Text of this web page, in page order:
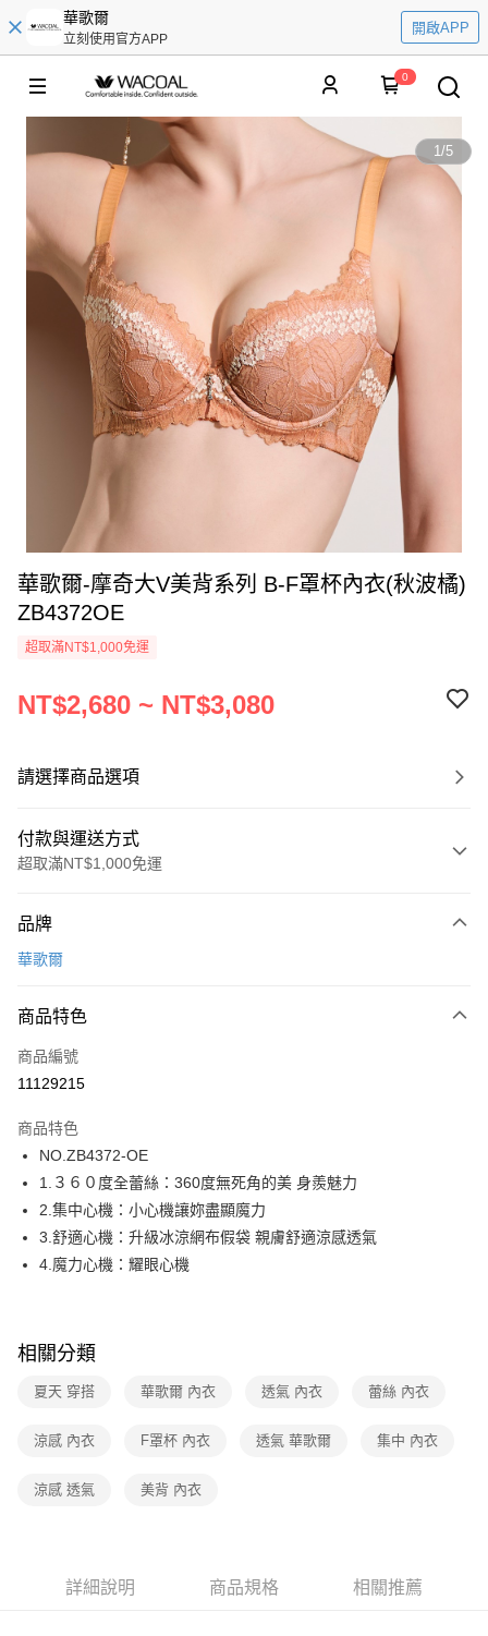
華歌爾
立刻使用官方APP
開啟APP
0
1/5
華歌爾-摩奇大V美背系列 B-F罩杯內衣(秋波橘)
ZB4372OE
超取滿NT$1,000免運
NT$2,680 ~ NT$3,080
請選擇商品選項
付款與運送方式
超取滿NT$1,000免運
信用卡一次付款
LINE Pay
街口支付
運送方式
全家取貨付款
每筆NT$80，滿NT$1,000(含以上)免運費
付款後全家取貨
每筆NT$80，滿NT$1,000(含以上)免運費
付款後7-11取貨
每筆NT$80，滿NT$1,000(含以上)免運費
品牌
華歌爾
商品特色
商品編號
11129215
商品特色
NO.ZB4372-OE
1.３６０度全蕾絲：360度無死角的美 身羨魅力
2.集中心機：小心機讓妳盡顯魔力
3.舒適心機：升級冰涼網布假袋 親膚舒適涼感透氣
4.魔力心機：耀眼心機
相關分類
夏天 穿搭 華歌爾 內衣 透氣 內衣 蕾絲 內衣
涼感 內衣 F罩杯 內衣 透氣 華歌爾 集中 內衣
涼感 透氣 美背 內衣
詳細說明 商品規格 相關推薦